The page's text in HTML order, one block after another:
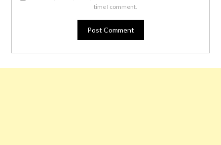
time I comment.